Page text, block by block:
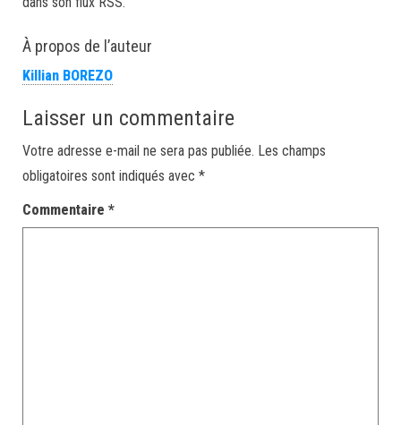
À propos de l’auteur
Killian BOREZO
Laisser un commentaire
Votre adresse e-mail ne sera pas publiée. Les champs
obligatoires sont indiqués avec *
Commentaire *